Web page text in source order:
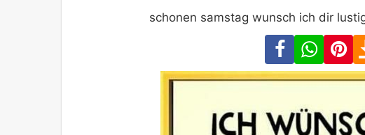
schonen samstag wunsch ich dir
Facebook